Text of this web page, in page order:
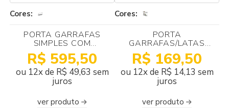
Cores:
PORTA GARRAFAS
SIMPLES COM
BLINDAGEM
L115X440X475 -
SCHMITT
R$ 595,50
ou 12x de R$ 49,63 sem
juros
ver produto
Cores:
PORTA
GARRAFAS/LATAS
LATERAL COM TRILHO
120X380X450 SCHMITT
R$ 169,50
ou 12x de R$ 14,13 sem
juros
ver produto